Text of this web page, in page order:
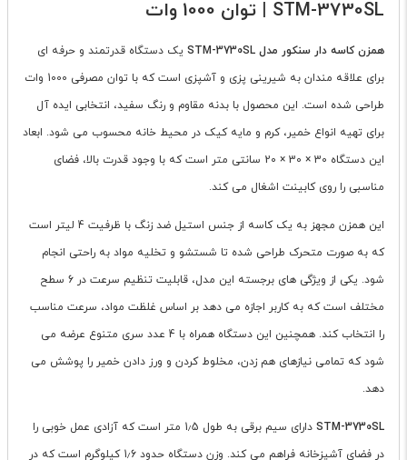
STM-3730SL | توان 1000 وات
همزن کاسه دار سنکور مدل STM-3730SL
یک دستگاه قدرتمند و حرفه ای
برای علاقه مندان به شیرینی پزی و آشپزی است که با توان مصرفی 1000 وات
طراحی شده است. این محصول با بدنه مقاوم و رنگ سفید، انتخابی ایده آل
برای تهیه انواع خمیر، کرم و مایه کیک در محیط خانه محسوب می شود. ابعاد
این دستگاه 30 × 30 × 20 سانتی متر است که با وجود قدرت بالا، فضای
مناسبی را روی کابینت اشغال می کند.
این همزن مجهز به یک کاسه از جنس استیل ضد زنگ با ظرفیت 4 لیتر است
که به صورت متحرک طراحی شده تا شستشو و تخلیه مواد به راحتی انجام
شود. یکی از ویژگی های برجسته این مدل، قابلیت تنظیم سرعت در 6 سطح
مختلف است که به کاربر اجازه می دهد بر اساس غلظت مواد، سرعت مناسب
را انتخاب کند. همچنین این دستگاه همراه با 4 عدد سری متنوع عرضه می
شود که تمامی نیازهای هم زدن، مخلوط کردن و ورز دادن خمیر را پوشش می
دهد.
STM-3730SL
دارای سیم برقی به طول 1٫5 متر است که آزادی عمل خوبی را
در فضای آشپزخانه فراهم می کند. وزن دستگاه حدود 1٫6 کیلوگرم است که در